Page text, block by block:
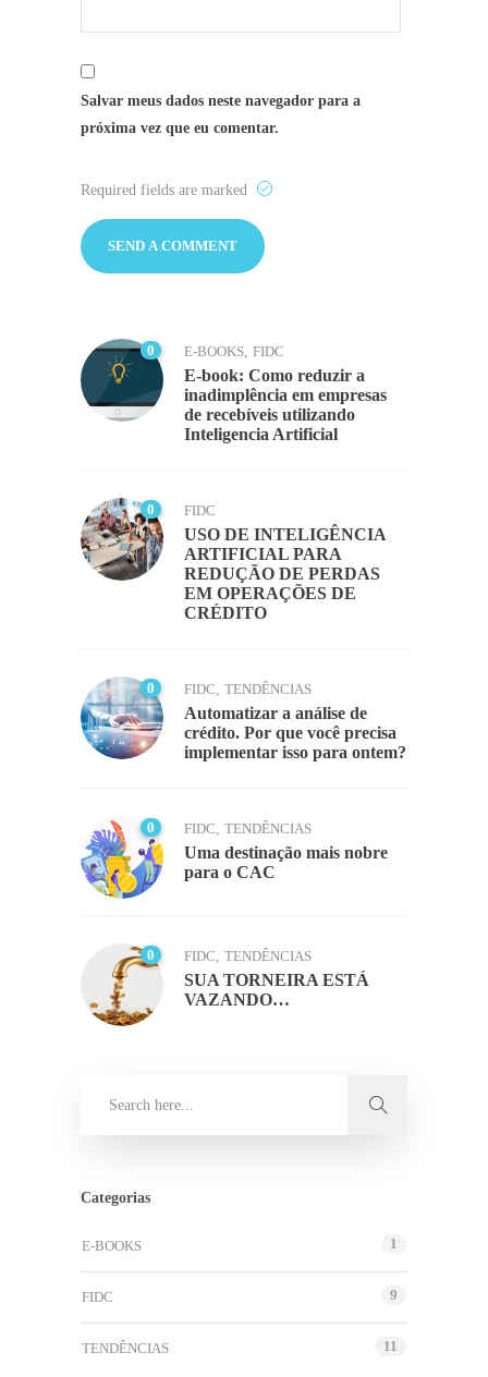
Salvar meus dados neste navegador para a
próxima vez que eu comentar.
Required fields are marked
0 E-BOOKS FIDC
E-book: Como reduzir a
inadimplência em empresas
de recebíveis utilizando
Inteligencia Artificial
0 FIDC
USO DE INTELIGÊNCIA
ARTIFICIAL PARA
REDUÇÃO DE PERDAS
EM OPERAÇÕES DE
CRÉDITO
0 FIDC TENDÊNCIAS
Automatizar a análise de
crédito. Por que você precisa
implementar isso para ontem?
0 FIDC TENDÊNCIAS
Uma destinação mais nobre
para o CAC
0 FIDC TENDÊNCIAS
SUA TORNEIRA ESTÁ
VAZANDO…
Categorias
E-BOOKS 1
FIDC 9
TENDÊNCIAS 11